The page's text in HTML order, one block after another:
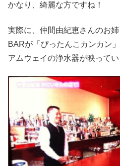
かなり、綺麗な方ですね！
実際に、仲間由紀恵さんのお
BARが「ぴったんこカンカン
アムウェイの浄水器が映って